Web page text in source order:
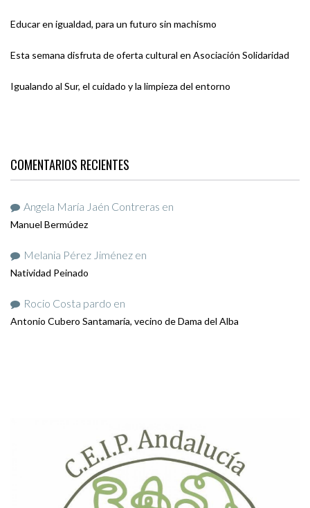
Educar en igualdad, para un futuro sin machismo
Esta semana disfruta de oferta cultural en Asociación Solidaridad
Igualando al Sur, el cuidado y la limpieza del entorno
COMENTARIOS RECIENTES
Angela María Jaén Contreras en
Manuel Bermúdez
Melania Pérez Jiménez en
Natividad Peinado
Rocio Costa pardo en
Antonio Cubero Santamaría, vecino de Dama del Alba